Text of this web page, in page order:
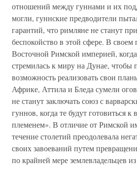
отношений между гуннами и их
могли, гуннские предводители
гарантий, что римляне не станут
беспокойство в этой сфере. В своем
Восточной Римской империей,
стремилась к миру на Дунае, чтобы
возможность реализовать свои
Африке, Аттила и Бледа сумели
не станут заключать союз с
гуннов, когда те будут готовиться к
племенем». В отличие от Римской
течение столетий преодолевала
своих завоеваний путем
по крайней мере землевладельцев